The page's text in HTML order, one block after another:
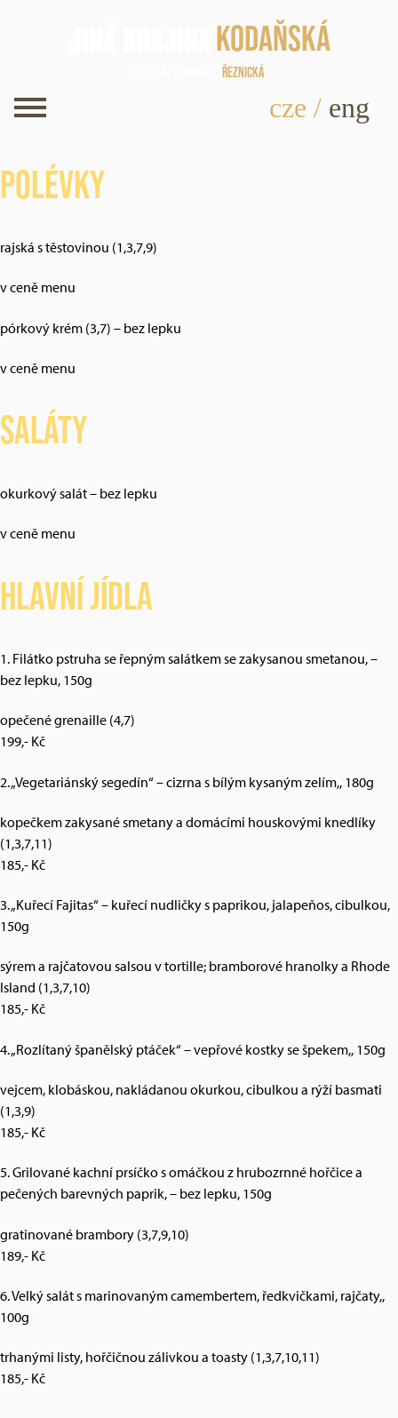
Kodaňská
Řeznická
cze / eng
Polévky
rajská s těstovinou (1,3,7,9)
v ceně menu
pórkový krém (3,7) – bez lepku
v ceně menu
Saláty
okurkový salát – bez lepku
v ceně menu
Hlavní jídla
1. Filátko pstruha se řepným salátkem se zakysanou smetanou, –
bez lepku, 150g
opečené grenaille (4,7)
199,- Kč
2. „Vegetariánský segedín“ – cizrna s bílým kysaným zelím,, 180g
kopečkem zakysané smetany a domácími houskovými knedlíky
(1,3,7,11)
185,- Kč
3. „Kuřecí Fajitas“ – kuřecí nudličky s paprikou, jalapeňos, cibulkou,
150g
sýrem a rajčatovou salsou v tortille; bramborové hranolky a Rhode
Island (1,3,7,10)
185,- Kč
4. „Rozlítaný španělský ptáček“ – vepřové kostky se špekem,, 150g
vejcem, klobáskou, nakládanou okurkou, cibulkou a rýží basmati
(1,3,9)
185,- Kč
5. Grilované kachní prsíčko s omáčkou z hrubozrnné hořčice a
pečených barevných paprik, – bez lepku, 150g
gratinované brambory (3,7,9,10)
189,- Kč
6. Velký salát s marinovaným camembertem, ředkvičkami, rajčaty,,
100g
trhanými listy, hořčičnou zálivkou a toasty (1,3,7,10,11)
185,- Kč